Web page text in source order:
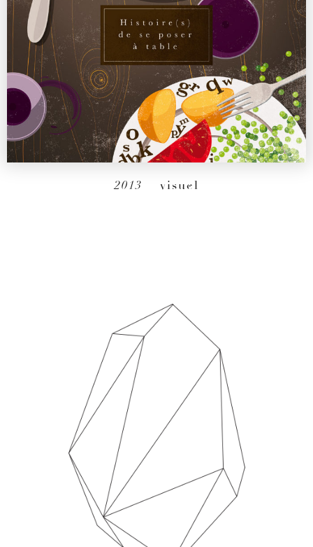
2013 – visuel